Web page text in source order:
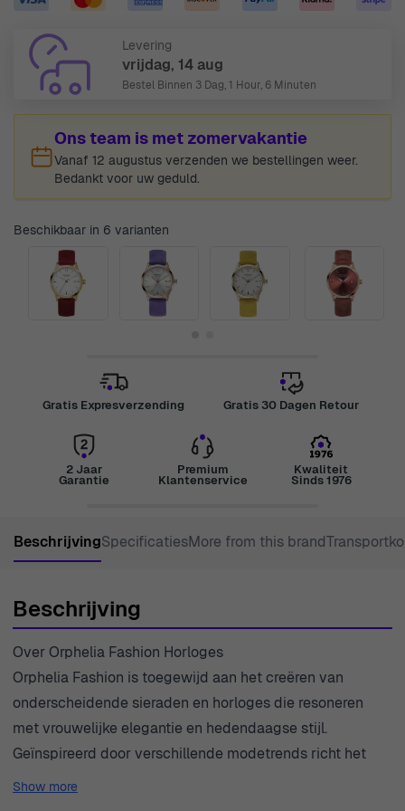
Levering
vrijdag, 14 aug
Bestel Binnen 3 Dag, 1 Hour, 6 Minuten
Ons team is met zomervakantie
Vanaf 12 augustus verzenden we bestellingen weer.
Bedankt voor uw geduld.
Beschikbaar in 6 varianten
Gratis Expresverzending Gratis 30 Dagen Retour
2 Jaar
Garantie
Premium
Klantenservice
Kwaliteit
Sinds 1976
BeschrijvingSpecificatiesMore from this brand
Beschrijving
Over Orphelia Fashion Horloges
Orphelia Fashion is toegewijd aan het creëren van
onderscheidende sieraden en horloges die resoneren
met vrouwelijke elegantie en hedendaagse stijl.
Geïnspireerd door verschillende modetrends richt het
merk zich op het bieden van uitzonderlijke
Show more